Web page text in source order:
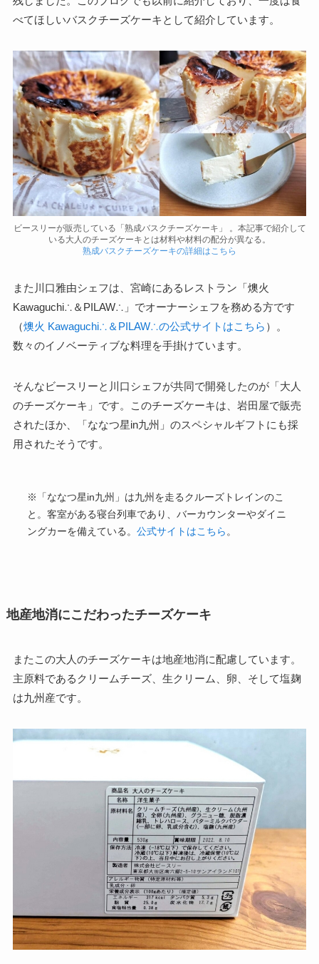
べてほしいバスクチーズケーキとして紹介しています。
ビースリーが販売している「熟成バスクチーズケーキ」 。本記事で紹介して
いる大人のチーズケーキとは材料や材料の配分が異なる。
熟成バスクチーズケーキの詳細はこちら
また川口雅由シェフは、宮崎にあるレストラン「燠火
Kawaguchi∴＆PILAW∴」でオーナーシェフを務める方です
（燠火 Kawaguchi∴＆PILAW∴の公式サイトはこちら ）。
数々のイノベーティブな料理を手掛けています。
そんなビースリーと川口シェフが共同で開発したのが「大人
のチーズケーキ」です。このチーズケーキは、岩田屋で販売
されたほか、「ななつ星in九州」のスペシャルギフトにも採
用されたそうです。
※「ななつ星in九州」は九州を走るクルーズトレインのこ
と。客室がある寝台列車であり、バーカウンターやダイニ
ングカーを備えている。公式サイトはこちら 。
地産地消にこだわったチーズケーキ
またこの大人のチーズケーキは地産地消に配慮しています。
主原料であるクリームチーズ、生クリーム、卵、そして塩麹
は九州産です。